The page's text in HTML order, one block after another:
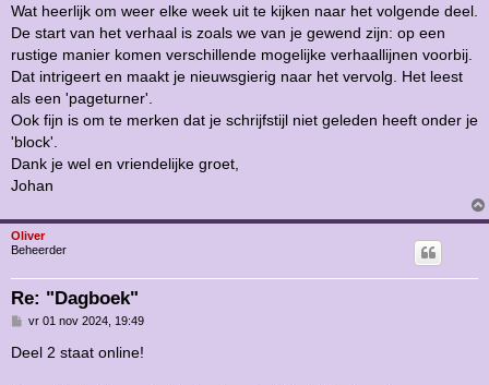
r
c
h
t
Wat heerlijk om weer elke week uit te kijken naar het volgende deel.
De start van het verhaal is zoals we van je gewend zijn: op een
rustige manier komen verschillende mogelijke verhaallijnen voorbij.
Dat intrigeert en maakt je nieuwsgierig naar het vervolg. Het leest
als een 'pageturner'.
Ook fijn is om te merken dat je schrijfstijl niet geleden heeft onder je
'block'.
Dank je wel en vriendelijke groet,
Johan
Oliver
Beheerder
Re: "Dagboek"
B
r
i
vr 01 nov 2024, 19:49
Deel 2 staat online!